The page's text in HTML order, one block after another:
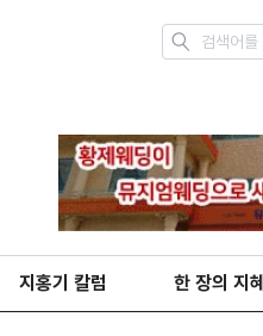
지홍기 칼럼 한 장의 지혜